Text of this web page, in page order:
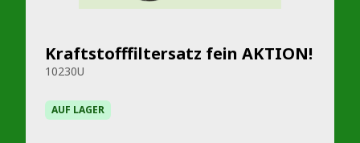
Kraftstofffiltersatz fein AKTION!
10230U
AUF LAGER